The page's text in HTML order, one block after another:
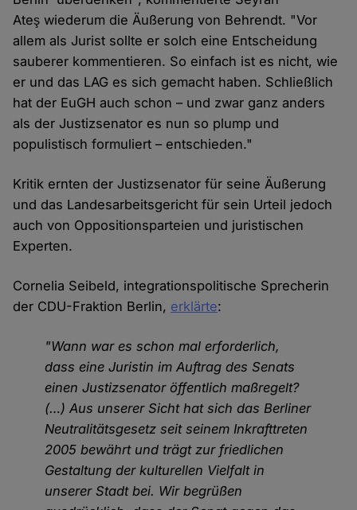
Ateş wiederum die Äußerung von Behrendt. "Vor
allem als Jurist sollte er solch eine Entscheidung
sauberer kommentieren. So einfach ist es nicht, wie
er und das LAG es sich gemacht haben. Schließlich
hat der EuGH auch schon – und zwar ganz anders
als der Justizsenator es nun so plump und
populistisch formuliert – entschieden."
Kritik ernten der Justizsenator für seine Äußerung
und das Landesarbeitsgericht für sein Urteil jedoch
auch von Oppositionsparteien und juristischen
Experten.
Cornelia Seibeld, integrationspolitische Sprecherin
der CDU-Fraktion Berlin, erklärte:
"Wann war es schon mal erforderlich,
dass eine Juristin im Auftrag des Senats
einen Justizsenator öffentlich maßregelt?
(…) Aus unserer Sicht hat sich das Berliner
Neutralitätsgesetz seit seinem Inkrafttreten
2005 bewährt und trägt zur friedlichen
Gestaltung der kulturellen Vielfalt in
unserer Stadt bei. Wir begrüßen